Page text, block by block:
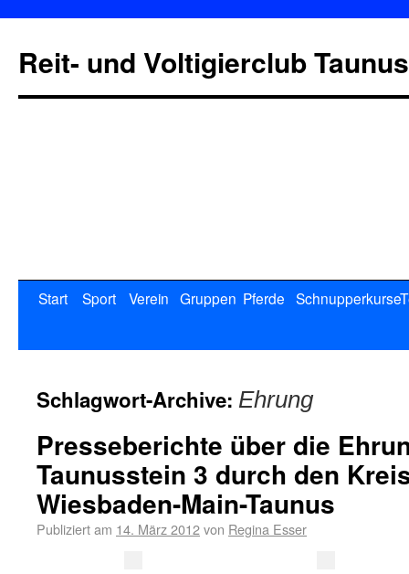
Reit- und Voltigierclub
Start Sport Verein Gruppen Pferde Schnupperkurse
Schlagwort-Archive: Ehrung
Presseberichte über die
Taunusstein 3 durch den
Wiesbaden-Main-Taunus
Publiziert am 14. März 2012von Regina Esser